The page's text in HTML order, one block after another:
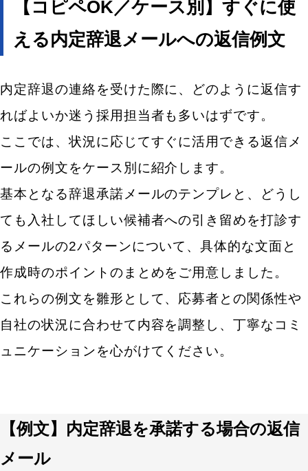
エン転職・engage
採用戦略・採用設計
求人票・求人原稿
面接・選考・応募者対応
新卒採用
中途採用
採用広報・採用マーケティング
Indeed・Indeed PLUS
求人広告・求人媒体
【コピペOK／ケース別】すぐに使
える内定辞退メールへの返信例文
内定辞退の連絡を受けた際に、どのように返信す
ればよいか迷う採用担当者も多いはずです。
ここでは、状況に応じてすぐに活用できる返信メ
ールの例文をケース別に紹介します。
基本となる辞退承諾メールのテンプレと、どうし
ても入社してほしい候補者への引き留めを打診す
るメールの2パターンについて、具体的な文面と
作成時のポイントのまとめをご用意しました。
これらの例文を雛形として、応募者との関係性や
自社の状況に合わせて内容を調整し、丁寧なコミ
ュニケーションを心がけてください。
【例文】内定辞退を承諾する場合の返信
メール